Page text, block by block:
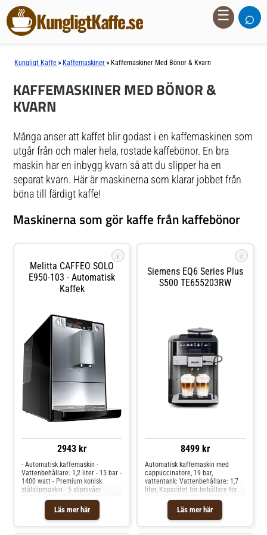
KungligtKaffe.se ☰ ⌕
Kungligt Kaffe » Kaffemaskiner » Kaffemaskiner Med Bönor & Kvarn
KAFFEMASKINER MED BÖNOR &
KVARN
Många anser att kaffet blir godast i en kaffemaskinen som
utgår från och maler hela, rostade kaffebönor. En bra
maskin har en inbygg kvarn så att du slipper ha en
separat kvarn. Här är maskinerna som klarar jobbet från
böna till färdigt kaffe!
Maskinerna som gör kaffe från kaffebönor
i
Melitta CAFFEO SOLO
E950-103 - Automatisk
Kaffek
2943 kr
Läs mer här
- Automatisk kaffemaskin -
Vattenbehållare: 1,2 liter - 15 bar -
1400 watt - Premium konisk
stålslipmaskin - 5 slipnivåer -
avstängning - 2 koppar - One-
Touch-drycker: Espresso, Café
Crème - Förbryggningsfunktion
i
Siemens EQ6 Series Plus
S500 TE655203RW
8499 kr
Läs mer här
Automatisk kaffemaskin med
cappuccinatore, 19 bar,
vattentank: Vattenbehållare: 1,7
liter, Kapacitet för behållare för
Fullfärgad, intuitiv coffeeSelect-
display, OneTouch DoubleCup -
tillagning av till och med två